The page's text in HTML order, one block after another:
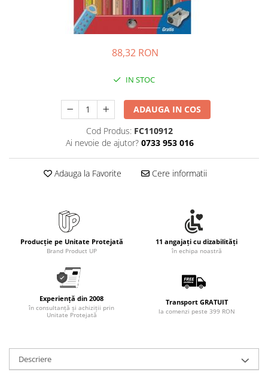
Accesorii diverse pentru birou
Etichetare si ambalare
Pixuri metalice
Seturi de scris Premium
Creioane mecanice si grafit
Textmarkere
Markere diverse
Carioci si creioane colorate
Rezerve instrumente scris
Tavite documente si suporturi
Ascutitori, radiere, agrafe
Produse Antibacteriene
88,32 RON
IN STOC
ADAUGA IN COS
Cod Produs: FC110912
Ai nevoie de ajutor? 0733 953 016
Adauga la Favorite Cere informatii
Producție pe Unitate Protejată
Brand Product UP
11 angajați cu dizabilități
în echipa noastră
Experiență din 2008
în consultanță și achiziții prin
Unitate Protejată
Transport GRATUIT
la comenzi peste 399 RON
Descriere